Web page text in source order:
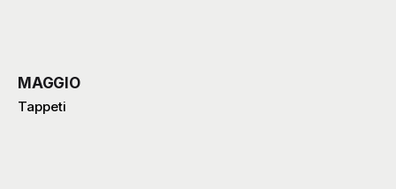
MAGGIO
Tappeti